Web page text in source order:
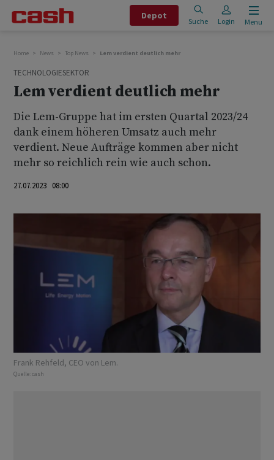
Depot
Suche Login Menu
Home News Top News Lem verdient deutlich mehr
TECHNOLOGIESEKTOR
Lem verdient deutlich mehr
Die Lem-Gruppe hat im ersten Quartal 2023/24
dank einem höheren Umsatz auch mehr
verdient. Neue Aufträge kommen aber nicht
mehr so reichlich rein wie auch schon.
27.07.2023 08:00
Frank Rehfeld, CEO von Lem.
Quelle: cash